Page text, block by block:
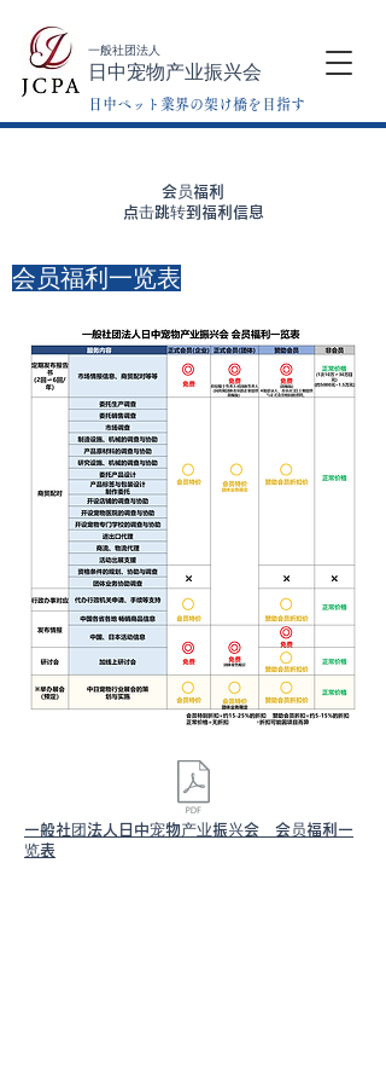
一般社团法人
日中宠物产业振兴会
日中ペット業界の架け橋を目指す
会员福利
点击跳转到福利信息
会员福利一览表
一般社团法人​日中宠物产业振兴会 会员福利一
览表